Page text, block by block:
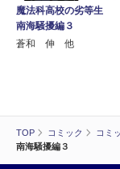
TOP コミック コミ
南海騒擾編３
魔法科高校の劣等生
南海騒擾編３
蒼和 伸 他